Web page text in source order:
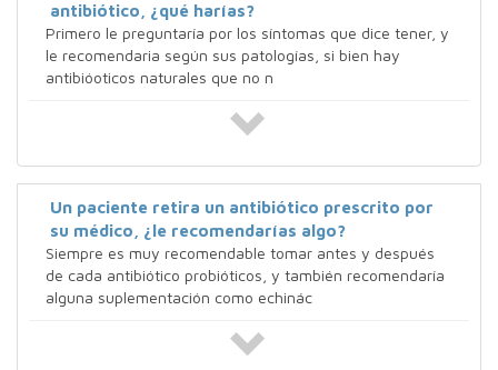
antibiótico, ¿qué harías?
Primero le preguntaría por los síntomas que dice tener, y
le recomendaria según sus patologías, si bien hay
antibióoticos naturales que no n
Un paciente retira un antibiótico prescrito por
su médico, ¿le recomendarías algo?
Siempre es muy recomendable tomar antes y después
de cada antibiótico probióticos, y también recomendaría
alguna suplementación como echinác